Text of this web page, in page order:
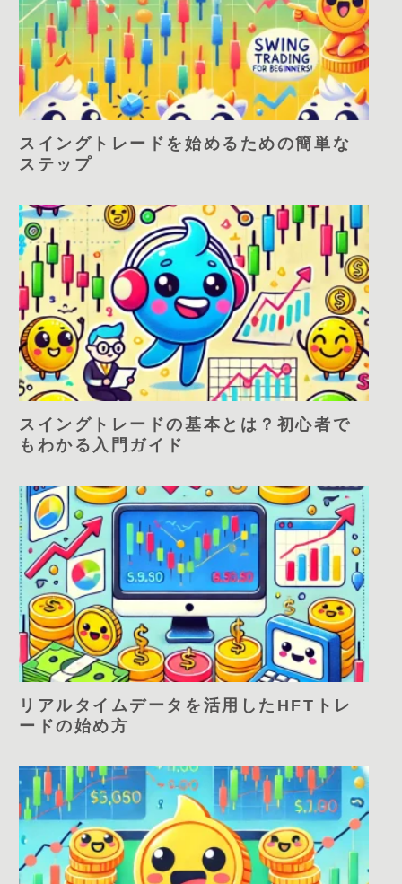
スイングトレードを始めるための簡単な
ステップ
スイングトレードの基本とは？初心者で
もわかる入門ガイド
リアルタイムデータを活用したHFTトレ
ードの始め方